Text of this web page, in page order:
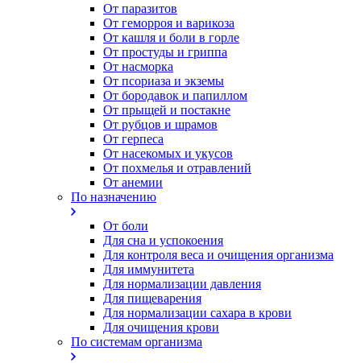
От паразитов
Oт геморроя и варикоза
От кашля и боли в горле
От простуды и гриппа
От насморка
Oт псориаза и экземы
От бородавок и папиллом
От прыщей и постакне
От рубцов и шрамов
От герпеса
От насекомых и укусов
От похмелья и отравлений
От анемии
По назначению
От боли
Для сна и успокоения
Для контроля веса и очищения организма
Для иммунитета
Для нормализации давления
Для пищеварения
Для нормализации сахара в крови
Для очищения крови
По системам организма